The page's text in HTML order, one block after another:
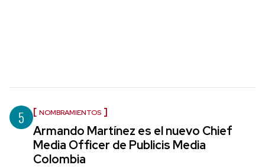
5 NOMBRAMIENTOS
Armando Martínez es el nuevo Chief
Media Officer de Publicis Media
Colombia